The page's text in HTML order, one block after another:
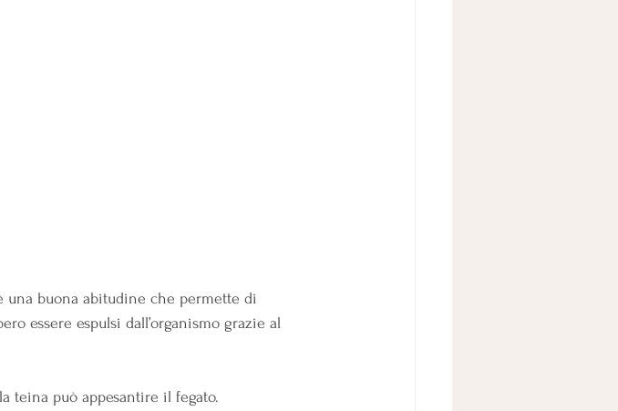
una buona abitudine che permette di
essere espulsi dall’organismo grazie al
teina può appesantire il fegato.